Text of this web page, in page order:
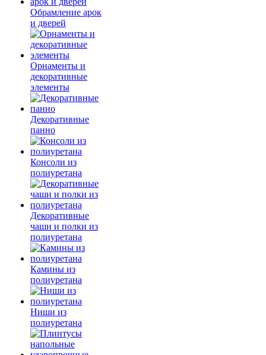
Обрамление арок
и дверей
Орнаменты и
декоративные
элементы
Декоративные
панно
Консоли из
полиуретана
Декоративные
чаши и полки из
полиуретана
Камины из
полиуретана
Ниши из
полиуретана